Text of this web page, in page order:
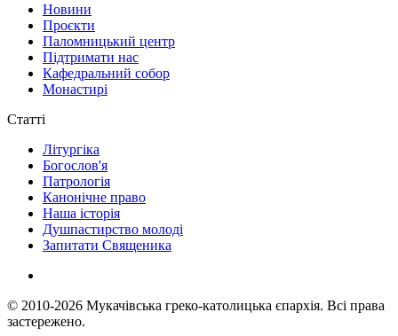
Новини
Проєкти
Паломницький центр
Підтримати нас
Кафедральний собор
Монастирі
Статті
Літургіка
Богослов'я
Патрологія
Канонічне право
Наша історія
Душпастирство молоді
Запитати Священика
© 2010-2026 Мукачівська греко-католицька єпархія. Всі права
застережено.